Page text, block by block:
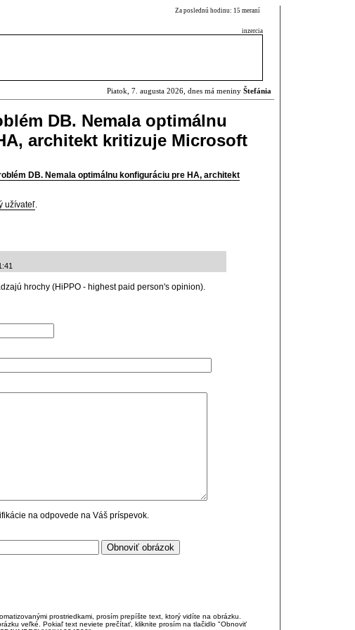
Za poslednú hodinu: 15 meraní
inzercia
Piatok, 7. augusta 2026, dnes má meniny Štefánia
DB. Nemala optimálnu
architekt kritizuje Microsoft
DB. Nemala optimálnu konfiguráciu pre HA, architekt
užívateľ.
hrochy (HiPPO - highest paid person's opinion).
na odpovede na Váš príspevok.
prostriedkami, prosím prepíšte text, ktorý vidíte na obrázku.
veľké. Pokiaľ text neviete prečítať, kliknite prosím na tlačidlo "Obnoviť